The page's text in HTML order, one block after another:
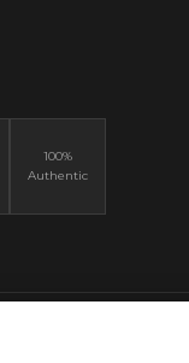
100%
Authentic